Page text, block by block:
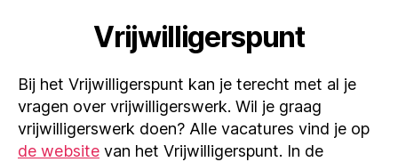
Vrijwilligerspunt
Bij het Vrijwilligerspunt kan je terecht met al je
vragen over vrijwilligerswerk. Wil je graag
vrijwilligerswerk doen? Alle vacatures vind je op
de website van het Vrijwilligerspunt. In de